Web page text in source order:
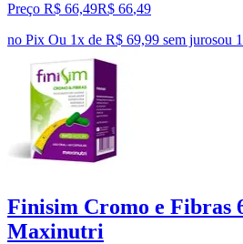
Preço R$ 66,49R$ 66,49
no Pix Ou 1x de R$ 69,99 sem jurosou 1
Finisim Cromo e Fibras
Maxinutri